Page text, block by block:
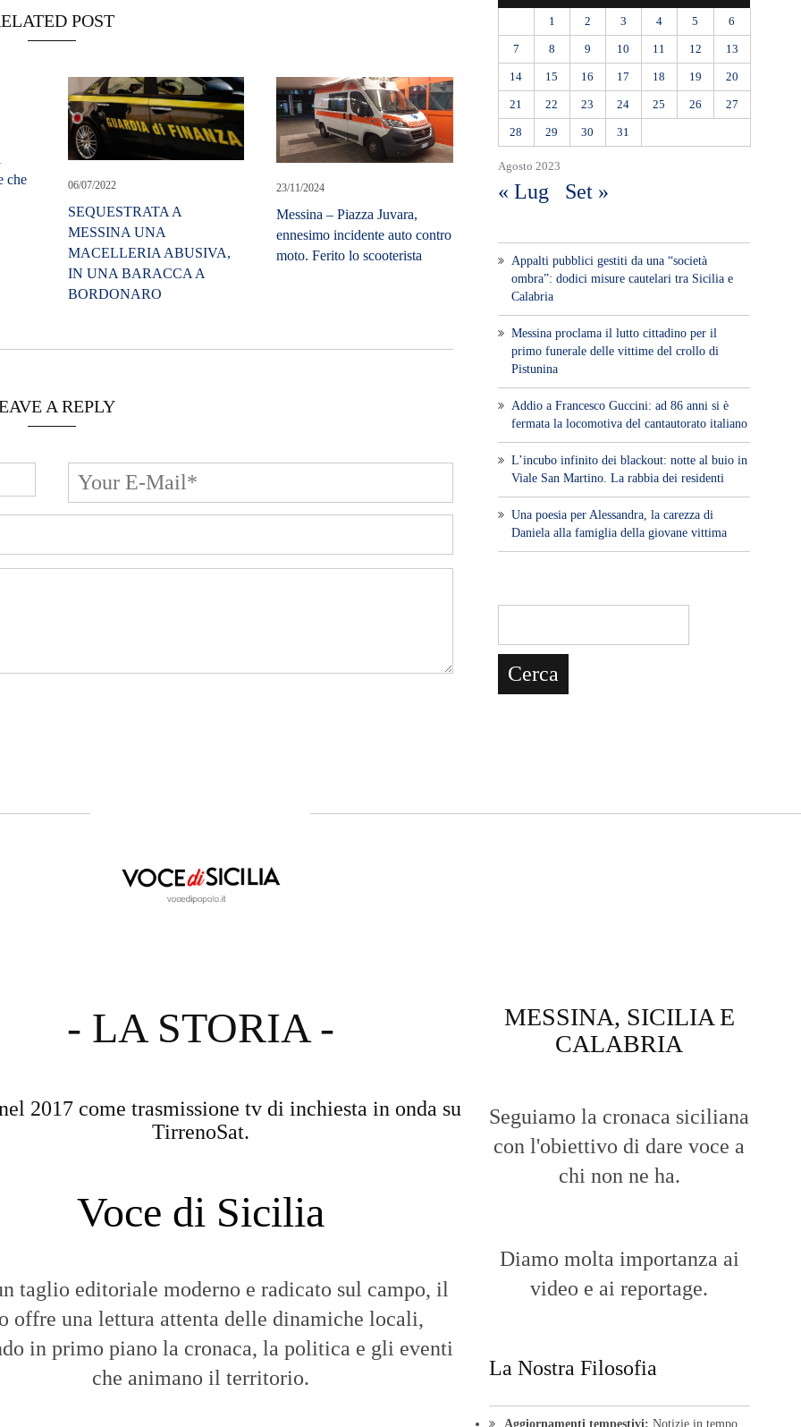
POST
che
06/07/2022
SEQUESTRATA A
MESSINA UNA
MACELLERIA ABUSIVA,
IN UNA BARACCA A
BORDONARO
23/11/2024
Messina – Piazza Juvara,
ennesimo incidente auto contro
moto. Ferito lo scooterista
A REPLY
Agosto 2023
1 2 3 4 5 6
7 8 9 10 11 12 13
14 15 16 17 18 19 20
21 22 23 24 25 26 27
28 29 30 31
« Lug Set »
Appalti pubblici gestiti da una “società
ombra”: dodici misure cautelari tra Sicilia e
Calabria
Messina proclama il lutto cittadino per il
primo funerale delle vittime del crollo di
Pistunina
Addio a Francesco Guccini: ad 86 anni si è
fermata la locomotiva del cantautorato italiano
L’incubo infinito dei blackout: notte al buio in
Viale San Martino. La rabbia dei residenti
Una poesia per Alessandra, la carezza di
Daniela alla famiglia della giovane vittima
- LA STORIA -
2017 come trasmissione tv di inchiesta in onda su
TirrenoSat.
Voce di Sicilia
taglio editoriale moderno e radicato sul campo, il
offre una lettura attenta delle dinamiche locali,
in primo piano la cronaca, la politica e gli eventi
che animano il territorio.
MESSINA, SICILIA E
CALABRIA
Seguiamo la cronaca siciliana
con l'obiettivo di dare voce a
chi non ne ha.
Diamo molta importanza ai
video e ai reportage.
La Nostra Filosofia
Aggiornamenti tempestivi: Notizie in tempo